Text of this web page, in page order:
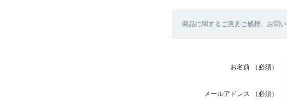
商品に関するご意見ご感想、お問
お名前 （必須）
メールアドレス （必須）